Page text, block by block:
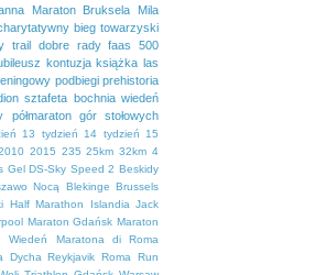
Maraton Bruksela
Mila
bieg towarzyski
trail dobre rady faas 500
kontuzja książka las
podbiegi prehistoria
sztafeta bochnia wiedeń
półmaraton gór stołowych
13 tydzień 14 tydzień
15
2015 235 25km 32km 4
Gel DS-Sky Speed 2 Beskidy
Nocą Blekinge Brussels
Half Marathon Islandia Jack
Maraton Gdańsk Maraton
Wiedeń
Maratona di Roma
Dycha Reykjavik Roma
Run